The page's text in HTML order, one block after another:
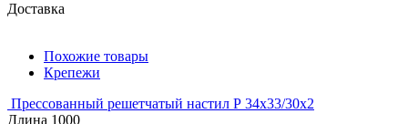
Доставка
Похожие товары
Крепежи
Прессованный решетчатый настил Р 34х33/30х2
Длина 1000